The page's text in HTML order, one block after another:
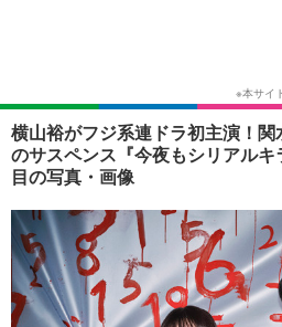
ショッピング
横山裕がフジ系連ドラ初主演！
のサスペンス『今夜もシリアル
目の写真・画像